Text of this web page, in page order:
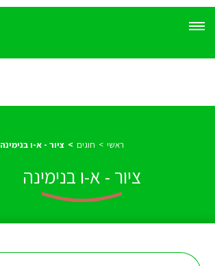
ראשי חוגים ציור - א-ו בנימינה
ציור - א-ו בנימינה